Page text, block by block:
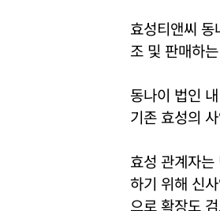
효성티앤씨
조 및 판매하
동나이 법인
기존 효성의
효성 관계자
하기 위해 신
으로 확장도